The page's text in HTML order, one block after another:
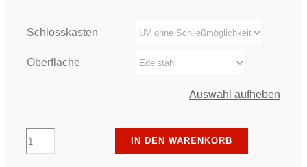
Schlosskasten
Oberfläche
Auswahl aufheben
Piktura
-
IN DEN WARENKORB